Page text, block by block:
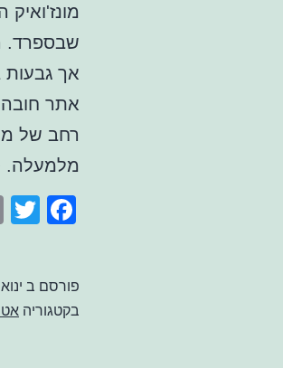
שבספרד.
אך גבעות
אתר חובה
רחב של
מלמעלה.
פורסם ב ינואר 27,
בקטגוריה